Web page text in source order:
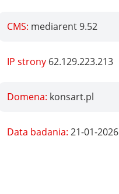
CMS: mediarent 9.52
IP strony 62.129.223.213
Domena: konsart.pl
Data badania: 21-01-2026